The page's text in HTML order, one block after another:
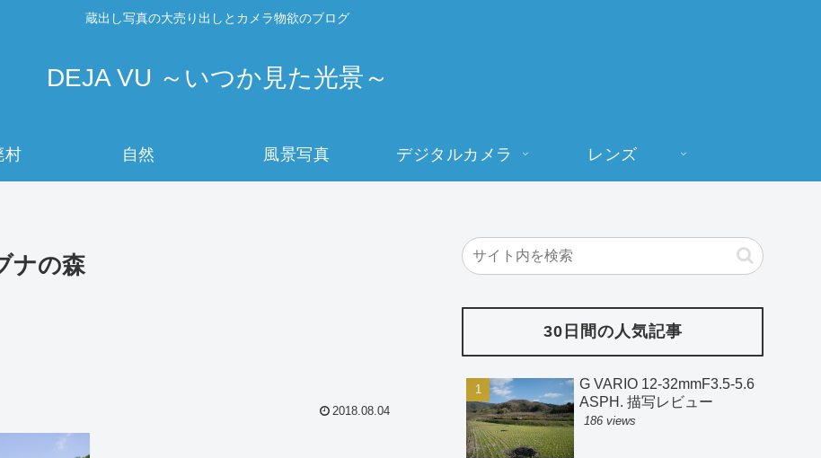
蔵出し写真の大売り出しとカメラ物欲のブログ
DEJA VU ～いつか見た光景～
村 自然 風景写真 デジタルカメラ レンズ
ナの森
2018.08.04
30日間の人気記事
G VARIO 12-32mmF3.5-5.6
ASPH. 描写レビュー
186 views